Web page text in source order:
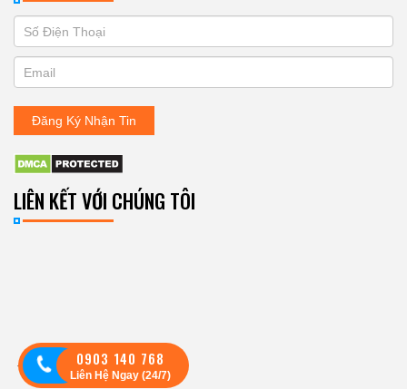
ĐĂNG
KÝ
NHẬN
BẢN
TIN
you
are
human,
leave
this
blank.
Đăng Ký Nhận Tin
LIÊN KẾT VỚI CHÚNG TÔI
Theo dõi:
0903 140 768
Liên Hệ Ngay (24/7)